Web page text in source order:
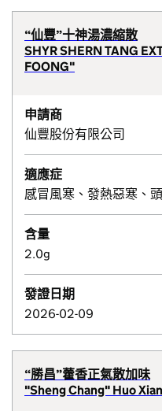
“仙豐”十神湯濃縮散
SHYR SHERN TANG
FOONG"
申請商
仙豐股份有限公司
適應症
感冒風寒、發熱惡寒、
含量
2.0g
發證日期
2026-02-09
“勝昌”藿香正氣散加味
"Sheng Chang" Huo